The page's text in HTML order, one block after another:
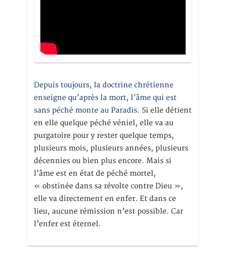
Depuis toujours, la doctrine chrétienne
enseigne qu’après la mort, l’âme qui est
sans péché monte au Paradis. Si elle détient
en elle quelque péché véniel, elle va au
purgatoire pour y rester quelque temps,
plusieurs mois, plusieurs années, plusieurs
décennies ou bien plus encore. Mais si
l’âme est en état de péché mortel,
« obstinée dans sa révolte contre Dieu »,
elle va directement en enfer. Et dans ce
lieu, aucune rémission n’est possible. Car
l’enfer est éternel.